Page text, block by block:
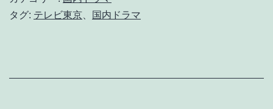
タグ: テレビ東京 国内ドラマ